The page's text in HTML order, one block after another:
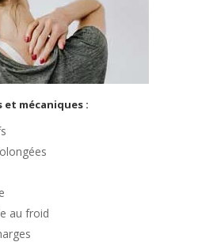
et mécaniques :
au froid